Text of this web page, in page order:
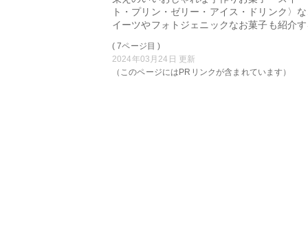
ト・プリン・ゼリー・アイス・ドリンク〉
イーツやフォトジェニックなお菓子も紹介
( 7ページ目 )
2024年03月24日 更新
（このページにはPRリンクが含まれています）